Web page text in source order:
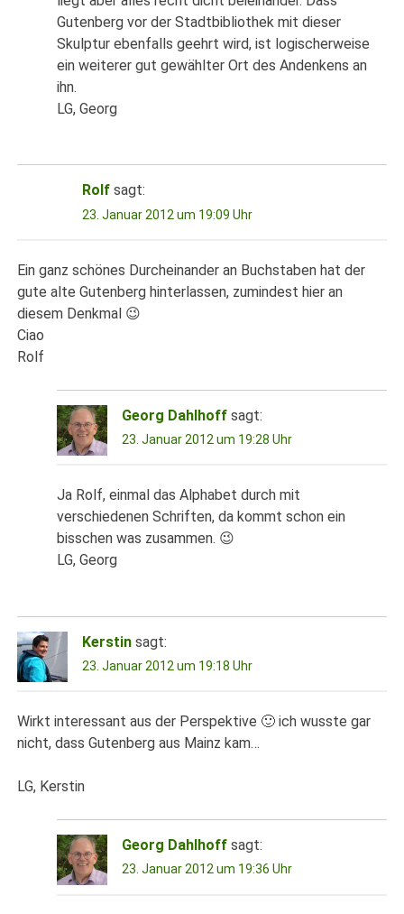
Gutenberg vor der Stadtbibliothek mit dieser
Skulptur ebenfalls geehrt wird, ist logischerweise
ein weiterer gut gewählter Ort des Andenkens an
ihn.
LG, Georg
Rolf sagt:
23. Januar 2012 um 19:09 Uhr
Ein ganz schönes Durcheinander an Buchstaben hat der
gute alte Gutenberg hinterlassen, zumindest hier an
diesem Denkmal 😉
Ciao
Rolf
Georg Dahlhoff sagt:
23. Januar 2012 um 19:28 Uhr
Ja Rolf, einmal das Alphabet durch mit
verschiedenen Schriften, da kommt schon ein
bisschen was zusammen. 😉
LG, Georg
Kerstin sagt:
23. Januar 2012 um 19:18 Uhr
Wirkt interessant aus der Perspektive 🙂 ich wusste gar
nicht, dass Gutenberg aus Mainz kam…
LG, Kerstin
Georg Dahlhoff sagt:
23. Januar 2012 um 19:36 Uhr